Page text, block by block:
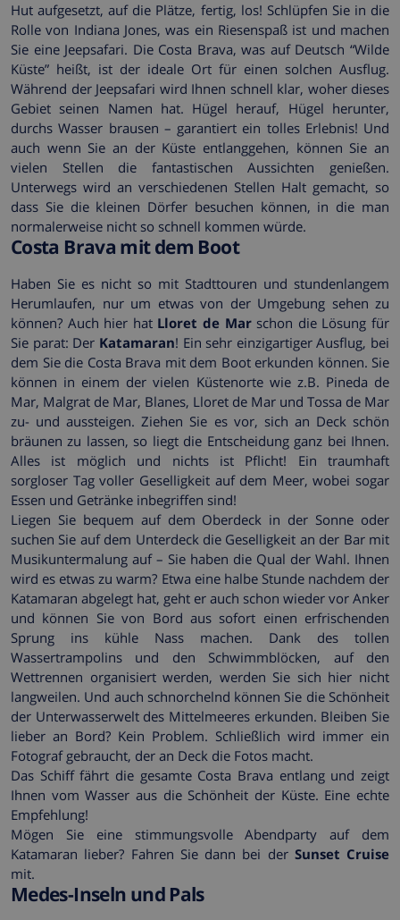
Hut aufgesetzt, auf die Plätze, fertig, los! Schlüpfen Sie in die
Rolle von Indiana Jones, was ein Riesenspaß ist und machen
Sie eine Jeepsafari. Die Costa Brava, was auf Deutsch “Wilde
Küste” heißt, ist der ideale Ort für einen solchen Ausflug.
Während der Jeepsafari wird Ihnen schnell klar, woher dieses
Gebiet seinen Namen hat. Hügel herauf, Hügel herunter,
durchs Wasser brausen – garantiert ein tolles Erlebnis! Und
auch wenn Sie an der Küste entlanggehen, können Sie an
vielen Stellen die fantastischen Aussichten genießen.
Unterwegs wird an verschiedenen Stellen Halt gemacht, so
dass Sie die kleinen Dörfer besuchen können, in die man
normalerweise nicht so schnell kommen würde.
Costa Brava mit dem Boot
Haben Sie es nicht so mit Stadttouren und stundenlangem
Herumlaufen, nur um etwas von der Umgebung sehen zu
können? Auch hier hat Lloret de Marschon die Lösung für
Sie parat: Der Katamaran! Ein sehr einzigartiger Ausflug, bei
dem Sie die Costa Brava mit dem Boot erkunden können. Sie
können in einem der vielen Küstenorte wie z.B. Pineda de
Mar, Malgrat de Mar, Blanes, Lloret de Mar und Tossa de Mar
zu- und aussteigen. Ziehen Sie es vor, sich an Deck schön
bräunen zu lassen, so liegt die Entscheidung ganz bei Ihnen.
Alles ist möglich und nichts ist Pflicht! Ein traumhaft
sorgloser Tag voller Geselligkeit auf dem Meer, wobei sogar
Essen und Getränke inbegriffen sind!
Liegen Sie bequem auf dem Oberdeck in der Sonne oder
suchen Sie auf dem Unterdeck die Geselligkeit an der Bar mit
Musikuntermalung auf – Sie haben die Qual der Wahl. Ihnen
wird es etwas zu warm? Etwa eine halbe Stunde nachdem der
Katamaran abgelegt hat, geht er auch schon wieder vor Anker
und können Sie von Bord aus sofort einen erfrischenden
Sprung ins kühle Nass machen. Dank des tollen
Wassertrampolins und den Schwimmblöcken, auf den
Wettrennen organisiert werden, werden Sie sich hier nicht
langweilen. Und auch schnorchelnd können Sie die Schönheit
der Unterwasserwelt des Mittelmeeres erkunden. Bleiben Sie
lieber an Bord? Kein Problem. Schließlich wird immer ein
Fotograf gebraucht, der an Deck die Fotos macht.
Das Schiff fährt die gesamte Costa Brava entlang und zeigt
Ihnen vom Wasser aus die Schönheit der Küste. Eine echte
Empfehlung!
Mögen Sie eine stimmungsvolle Abendparty auf dem
Katamaran lieber? Fahren Sie dann bei der Sunset Cruise
mit.
Medes-Inseln und Pals